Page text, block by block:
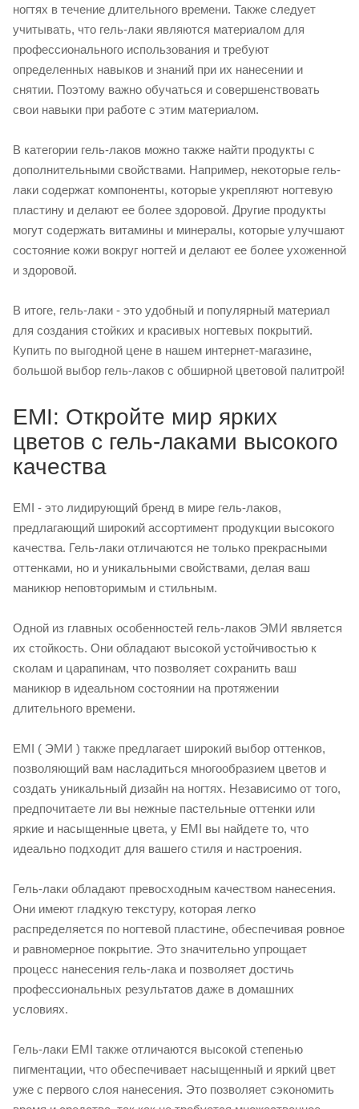
ногтях в течение длительного времени. Также следует
учитывать, что гель-лаки являются материалом для
профессионального использования и требуют
определенных навыков и знаний при их нанесении и
снятии. Поэтому важно обучаться и совершенствовать
свои навыки при работе с этим материалом.
В категории гель-лаков можно также найти продукты с
дополнительными свойствами. Например, некоторые гель-
лаки содержат компоненты, которые укрепляют ногтевую
пластину и делают ее более здоровой. Другие продукты
могут содержать витамины и минералы, которые улучшают
состояние кожи вокруг ногтей и делают ее более ухоженной
и здоровой.
В итоге, гель-лаки - это удобный и популярный материал
для создания стойких и красивых ногтевых покрытий.
Купить по выгодной цене в нашем интернет-магазине,
большой выбор гель-лаков с обширной цветовой палитрой!
EMI: Откройте мир ярких
цветов с гель-лаками высокого
качества
EMI - это лидирующий бренд в мире гель-лаков,
предлагающий широкий ассортимент продукции высокого
качества. Гель-лаки отличаются не только прекрасными
оттенками, но и уникальными свойствами, делая ваш
маникюр неповторимым и стильным.
Одной из главных особенностей гель-лаков ЭМИ является
их стойкость. Они обладают высокой устойчивостью к
сколам и царапинам, что позволяет сохранить ваш
маникюр в идеальном состоянии на протяжении
длительного времени.
EMI ( ЭМИ ) также предлагает широкий выбор оттенков,
позволяющий вам насладиться многообразием цветов и
создать уникальный дизайн на ногтях. Независимо от того,
предпочитаете ли вы нежные пастельные оттенки или
яркие и насыщенные цвета, у EMI вы найдете то, что
идеально подходит для вашего стиля и настроения.
Гель-лаки обладают превосходным качеством нанесения.
Они имеют гладкую текстуру, которая легко
распределяется по ногтевой пластине, обеспечивая ровное
и равномерное покрытие. Это значительно упрощает
процесс нанесения гель-лака и позволяет достичь
профессиональных результатов даже в домашних
условиях.
Гель-лаки EMI также отличаются высокой степенью
пигментации, что обеспечивает насыщенный и яркий цвет
уже с первого слоя нанесения. Это позволяет сэкономить